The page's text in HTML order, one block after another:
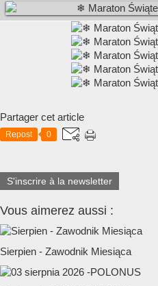
Partager cet article
Repost 0
S'inscrire à la newsletter
Vous aimerez aussi :
Sierpien - Zawodnik Miesiąca